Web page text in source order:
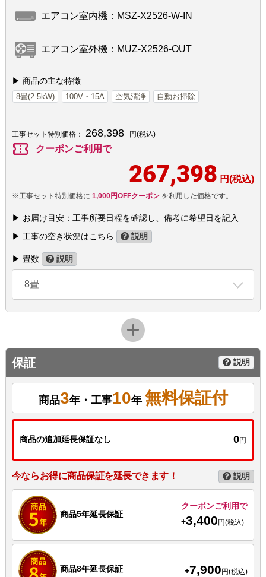
エアコン室内機：MSZ-X2526-W-IN
エアコン室外機：MUZ-X2526-OUT
▶ 商品の主な特徴
8畳(2.5kW) 100V・15A 空気清浄 自動お掃除
工事セット特別価格： 268,398 円(税込)
confirmation_number クーポンご利用で
267,398 円(税込)
※工事セット特別価格に 1,000円OFFクーポンを利用した価格です。
▶ お届け目安：工事所要日程を確認し、備考に希望日を記入
▶ 工事の空き状況はこちら
説明
▶ 畳数 説明
8畳
保証 説明
商品3年・工事10年 無料保証付
商品の追加延長保証なし 0円
今ならお得に商品保証を延長できます！ 説明
商品5年延長保証
クーポンご利用で
+3,400 円(税込)
商品8年延長保証 +7,900円(税込)